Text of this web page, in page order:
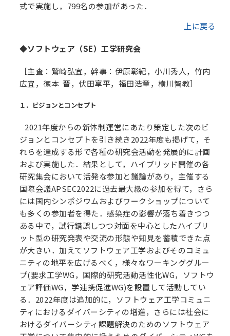
式で実施し，799名の参加があった．
上に戻る
◆ソフトウェア（SE）工学研究会
［主査：鷲崎弘宜，幹事：伊原彰紀，小川秀人，竹内
広宜，徳本 晋，伏田享平，福田浩章，横川智教］
１．ビジョンとコンセプト
2021年度からの新体制運営にあたり策定した次のビ
ジョンとコンセプトを引き続き2022年度も掲げて，そ
れらを達成する形で各種の研究会活動を発展的に計画
および実施した．結果として，ハイブリッド開催の各
研究集会において活発な参加と議論があり，主催する
国際会議APSEC2022に過去最大級の参加を得て，さら
には国内シンポジウムおよびワークショップについて
も多くの参加者を得た．感染症の影響が落ち着きつつ
ある中で，試行錯誤しつつ対面を中心としたハイブリ
ット型の研究発表や交流の形態や知見を蓄積できた点
が大きい．加えてソフトウェア工学およびそのコミュ
ニティの地平を広げるべく，様々なワーキンググルー
プ(要求工学WG，国際的研究活動活性化WG，ソフトウ
ェア評価WG，学連携促進WG)を設置して活動してい
る．2022年度は追加的に，ソフトウェア工学コミュニ
ティにおけるダイバーシティの増進，さらには社会に
おけるダイバーシティ課題解決のためのソフトウェア